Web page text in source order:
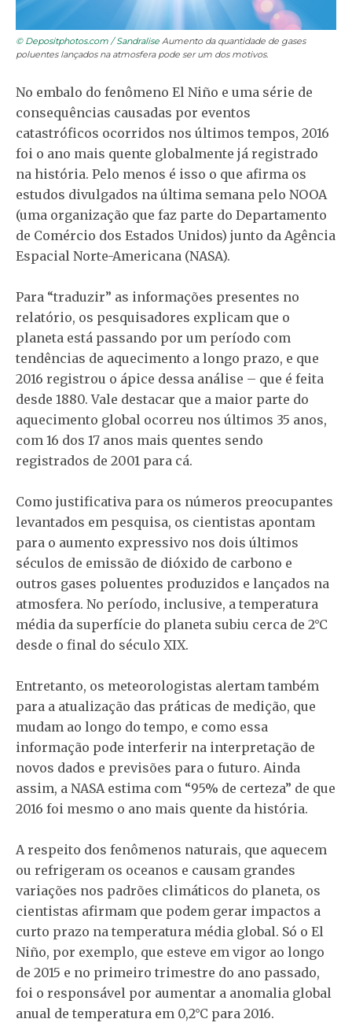
© Depositphotos.com / Sandralise Aumento da quantidade de gases
poluentes lançados na atmosfera pode ser um dos motivos.
No embalo do fenômeno El Niño e uma série de
consequências causadas por eventos
catastróficos ocorridos nos últimos tempos, 2016
foi o ano mais quente globalmente já registrado
na história. Pelo menos é isso o que afirma os
estudos divulgados na última semana pelo NOOA
(uma organização que faz parte do Departamento
de Comércio dos Estados Unidos) junto da Agência
Espacial Norte-Americana (NASA).
Para “traduzir” as informações presentes no
relatório, os pesquisadores explicam que o
planeta está passando por um período com
tendências de aquecimento a longo prazo, e que
2016 registrou o ápice dessa análise – que é feita
desde 1880. Vale destacar que a maior parte do
aquecimento global ocorreu nos últimos 35 anos,
com 16 dos 17 anos mais quentes sendo
registrados de 2001 para cá.
Como justificativa para os números preocupantes
levantados em pesquisa, os cientistas apontam
para o aumento expressivo nos dois últimos
séculos de emissão de dióxido de carbono e
outros gases poluentes produzidos e lançados na
atmosfera. No período, inclusive, a temperatura
média da superfície do planeta subiu cerca de 2°C
desde o final do século XIX.
Entretanto, os meteorologistas alertam também
para a atualização das práticas de medição, que
mudam ao longo do tempo, e como essa
informação pode interferir na interpretação de
novos dados e previsões para o futuro. Ainda
assim, a NASA estima com “95% de certeza” de que
2016 foi mesmo o ano mais quente da história.
A respeito dos fenômenos naturais, que aquecem
ou refrigeram os oceanos e causam grandes
variações nos padrões climáticos do planeta, os
cientistas afirmam que podem gerar impactos a
curto prazo na temperatura média global. Só o El
Niño, por exemplo, que esteve em vigor ao longo
de 2015 e no primeiro trimestre do ano passado,
foi o responsável por aumentar a anomalia global
anual de temperatura em 0,2°C para 2016.